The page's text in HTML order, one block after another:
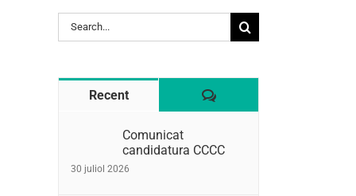
Search
for:
Recent Comentaris
Comunicat
candidatura CCCC
30 juliol 2026